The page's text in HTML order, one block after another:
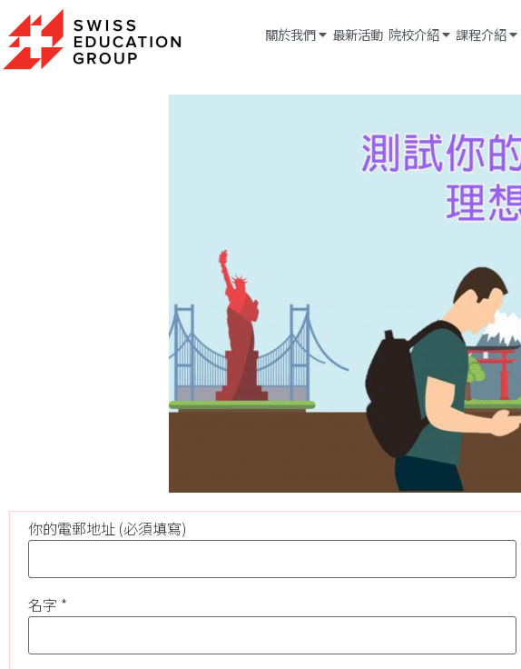
關於我們 最新活動 院校介紹 課程介紹
你的電郵地址 (必須填寫)
名字 *